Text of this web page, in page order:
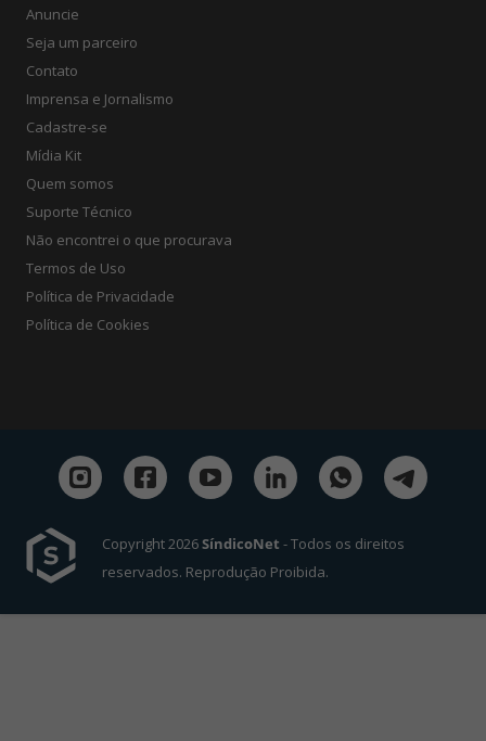
Anuncie
Seja um parceiro
Contato
Imprensa e Jornalismo
Cadastre-se
Mídia Kit
Quem somos
Suporte Técnico
Não encontrei o que procurava
Termos de Uso
Política de Privacidade
Política de Cookies
Copyright 2026SíndicoNet - Todos os direitos
reservados. Reprodução Proibida.